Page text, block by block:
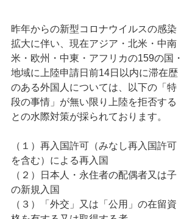
昨年からの新型コロナウイルスの感染
拡大に伴い、現在アジア・北米・中南
米・欧州・中東・アフリカの159の国・
地域に上陸申請日前14日以内に滞在歴
のある外国人については、以下の「特
段の事情」が無い限り上陸を拒否する
との水際対策が採られております。
（１）再入国許可（みなし再入国許可
を含む）による再入国
（２）日本人・永住者の配偶者又は子
の新規入国
（３）「外交」又は「公用」の在留資